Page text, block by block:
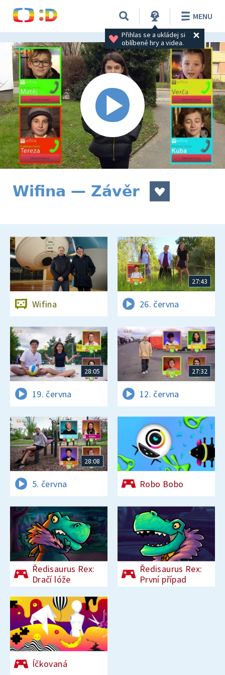
Přihlas se a ukládej si
oblíbené hry a videa.
MENU
Wifina — Závěr
Wifina
27:43
26. června
28:05
19. června
27:32
12. června
28:08
5. června Robo Bobo
Ředisaurus Rex:
Dračí lóže
Ředisaurus Rex:
První případ
Íčkovaná